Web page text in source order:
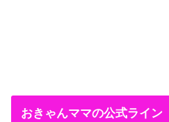
おきゃんママの公式ライン